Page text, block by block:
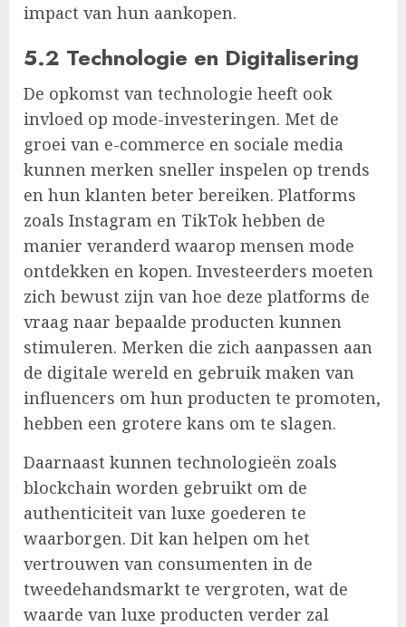
impact van hun aankopen.
5.2 Technologie en Digitalisering
De opkomst van technologie heeft ook
invloed op mode-investeringen. Met de
groei van e-commerce en sociale media
kunnen merken sneller inspelen op trends
en hun klanten beter bereiken. Platforms
zoals Instagram en TikTok hebben de
manier veranderd waarop mensen mode
ontdekken en kopen. Investeerders moeten
zich bewust zijn van hoe deze platforms de
vraag naar bepaalde producten kunnen
stimuleren. Merken die zich aanpassen aan
de digitale wereld en gebruik maken van
influencers om hun producten te promoten,
hebben een grotere kans om te slagen.
Daarnaast kunnen technologieën zoals
blockchain worden gebruikt om de
authenticiteit van luxe goederen te
waarborgen. Dit kan helpen om het
vertrouwen van consumenten in de
tweedehandsmarkt te vergroten, wat de
waarde van luxe producten verder zal